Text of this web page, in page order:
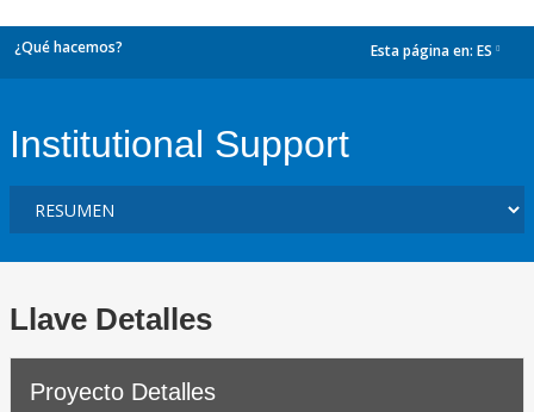
¿Qué hacemos? Esta página en: ES
Institutional Support
Llave Detalles
Proyecto Detalles